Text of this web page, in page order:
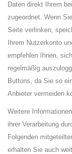
Daten direkt Ihrem
zugeordnet. Wenn
Seite verlinken,
Ihrem Nutzerkonto
empfehlen Ihnen,
regelmäßig
Buttons, da Sie so
Anbieter vermeiden
Weitere
ihrer Verarbeitung
Folgenden
erhalten Sie auch